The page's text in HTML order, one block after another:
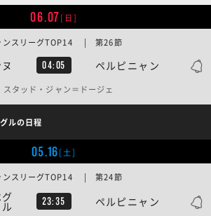
06.07[日]
04:05 ペルピニャン
ンスリーグTOP14 | 第26節
スタッド・ジャン＝ドージェ
ルの日程
05.16[土]
ル 23:35 ペルピニャン
ンスリーグTOP14 | 第24節